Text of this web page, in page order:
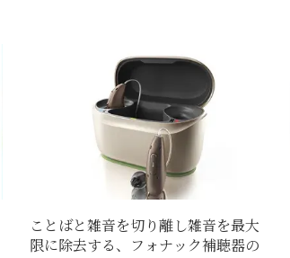
ことばと雑音を切り離し雑音を最大
限に除去する、フォナック補聴器の